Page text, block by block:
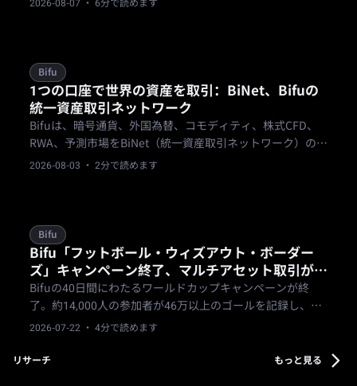
2026-08-07 · 6分で読めます
Bifu
1つの口座で世界の資産を取引：BiNet、Bifuの
統一資産取引ネットワーク
Bifuは、暗号通貨、外国為替、コモディティ、株式CFD、
RWA、予測市場をBiNet（統一資産取引ネットワーク）の下
に統合。1回のKYCと1つの資金プールですべての市場にア
2026-08-03 · 2分で読めます
Bifu
Bifu「フットボール・ウィズアウト・ボーダー
ズ」キャンペーン終了、マルチアセット取引が
「One Account, Trade the World」を実証
Bifuの40日間にわたるワールドカップキャンペーンが終
了。約14,000人の参加者が46万以上のゴールを記録し、外
国為替取引では名目ベースで1億6,000万米ドルを超える出
を現実の取引で実証しました。
2026-07-22 · 4分で読めます
リサーチ もっと見る